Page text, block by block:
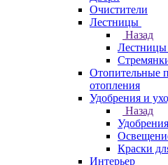
Очистители
Лестницы
Назад
Лестницы
Отопительные
отопления
Удобрения и
Назад
Краски
Интерьер